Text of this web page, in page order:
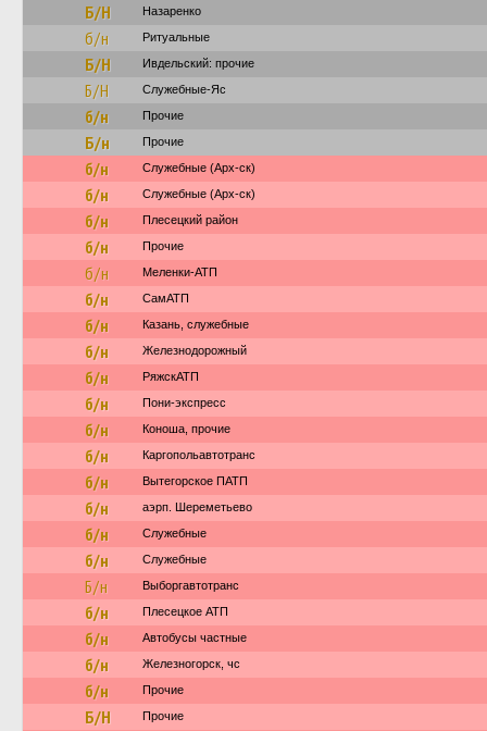
Б/Н Назаренко
б/н Ритуальные
Б/Н Ивдельский: прочие
Б/Н Служебные-Яс
б/н Прочие
Б/н Прочие
б/н Служебные (Арх-ск)
б/н Служебные (Арх-ск)
б/н Плесецкий район
б/н Прочие
б/н Меленки-АТП
б/н СамАТП
б/н Казань, служебные
б/н Железнодорожный
б/н РяжскАТП
б/н Пони-экспресс
б/н Коноша, прочие
б/н Каргопольавтотранс
б/н Вытегорское ПАТП
б/н аэрп. Шереметьево
б/н Служебные
б/н Служебные
Б/н Выборгавтотранс
б/н Плесецкое АТП
б/н Автобусы частные
б/н Железногорск, чс
б/н Прочие
Б/Н Прочие